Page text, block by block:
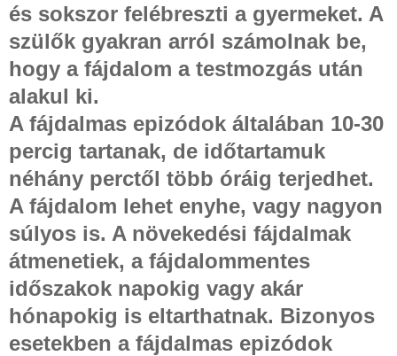
és sokszor felébreszti a gyermeket. A
szülők gyakran arról számolnak be,
hogy a fájdalom a testmozgás után
alakul ki.
A fájdalmas epizódok általában 10-30
percig tartanak, de időtartamuk
néhány perctől több óráig terjedhet.
A fájdalom lehet enyhe, vagy nagyon
súlyos is. A növekedési fájdalmak
átmenetiek, a fájdalommentes
időszakok napokig vagy akár
hónapokig is eltarthatnak. Bizonyos
esetekben a fájdalmas epizódok